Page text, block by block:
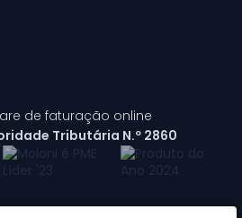
de faturação online
Tributária N.º 2860